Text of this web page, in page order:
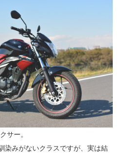
サー。
染みがないクラスですが、実は結